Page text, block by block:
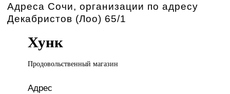
Адреса Сочи, организации по адресу
Декабристов (Лоо) 65/1
Хунк
Продовольственный магазин
Адрес